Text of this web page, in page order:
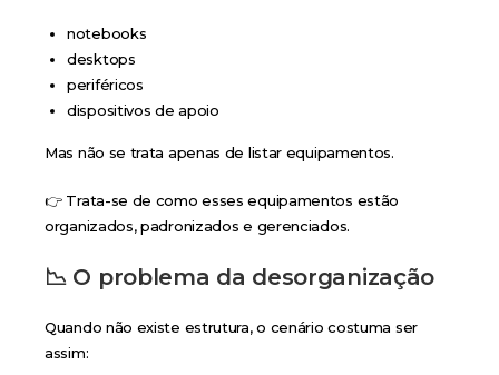
notebooks
desktops
periféricos
dispositivos de apoio
Mas não se trata apenas de listar equipamentos.
👉 Trata-se de como esses equipamentos estão
organizados, padronizados e gerenciados.
📉 O problema da desorganização
Quando não existe estrutura, o cenário costuma ser
assim: